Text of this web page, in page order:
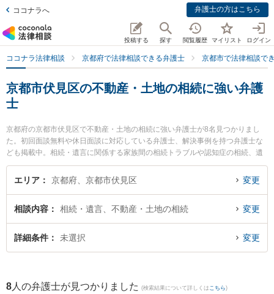
ココナラへ 弁護士の方はこちら
投稿する 探す 閲覧履歴 マイリスト ログイン
ココナラ法律相談 京都府で法律相談できる弁護士 京都市で法律相談で
京都市伏見区の不動産・土地の相続に強い弁護
士
京都府の京都市伏見区で不動産・土地の相続に強い弁護士が8名見つかりまし
た。初回面談無料や休日面談に対応している弁護士、解決事例を持つ弁護士な
ども掲載中。相続・遺言に関係する家族間の相続トラブルや認知症の相続、遺
産分割等の細かな分野での絞り込み検索もでき便利です。特にオギ法律事務所
の荻原 卓司弁護士や丹波橋法律事務所の笠中 晴司弁護士、弁護士法人賢誠総合
のトラブルを今すぐに弁護士に相談したい』『不動産・土地の相続のトラブル
解決の実績豊富な近くの弁護士を検索したい』『初回相談無料で不動産・土地
の相続を法律相談できる京都市伏見区内の弁護士に相談予約したい』などでお
エリア 京都府、京都市伏見区 変更
相談内容 相続・遺言、不動産・土地の相続 変更
詳細条件 未選択 変更
8 人の弁護士が見つかりました (検索結果について詳しくは こちら)